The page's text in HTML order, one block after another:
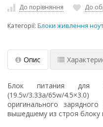
До порівняння До
Категорії: Блоки живлення
Опис
Блок питания для
(19.5v/3.33a/65w/
оригинального
вышедшему из строя блоку